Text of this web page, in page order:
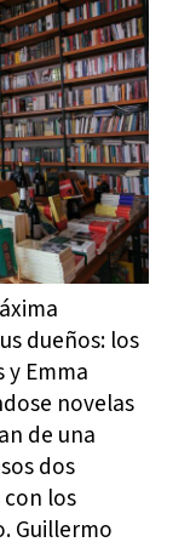
dueños: los
y Emma
novelas
de una
dos
los
Guillermo